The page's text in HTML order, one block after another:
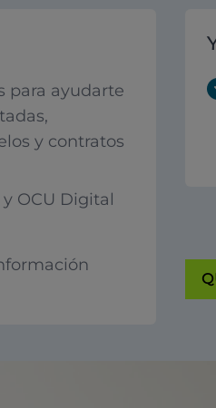
para ayudarte
y contratos
OCU Digital